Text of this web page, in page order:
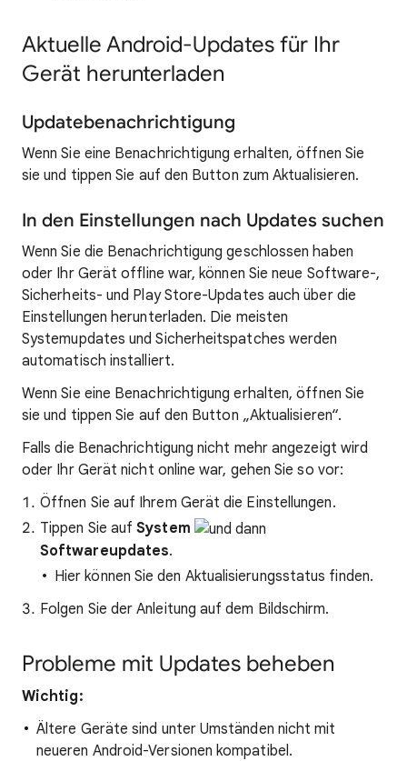
Aktuelle Android-Updates für Ihr
Gerät herunterladen
Updatebenachrichtigung
Wenn Sie eine Benachrichtigung erhalten, öffnen Sie
sie und tippen Sie auf den Button zum Aktualisieren.
In den Einstellungen nach Updates suchen
Wenn Sie die Benachrichtigung geschlossen haben
oder Ihr Gerät offline war, können Sie neue Software-,
Sicherheits- und Play Store-Updates auch über die
Einstellungen herunterladen. Die meisten
Systemupdates und Sicherheitspatches werden
automatisch installiert.
Wenn Sie eine Benachrichtigung erhalten, öffnen Sie
sie und tippen Sie auf den Button „Aktualisieren“.
Falls die Benachrichtigung nicht mehr angezeigt wird
oder Ihr Gerät nicht online war, gehen Sie so vor:
Öffnen Sie auf Ihrem Gerät die Einstellungen.
Tippen Sie aufSystem
Softwareupdates.
Hier können Sie den Aktualisierungsstatus finden.
Folgen Sie der Anleitung auf dem Bildschirm.
Probleme mit Updates beheben
Wichtig:
Ältere Geräte sind unter Umständen nicht mit
neueren Android-Versionen kompatibel.